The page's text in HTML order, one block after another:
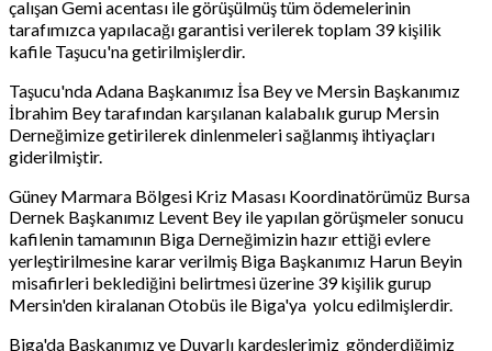
çalışan Gemi acentası ile görüşülmüş tüm ödemelerinin
tarafımızca yapılacağı garantisi verilerek toplam 39 kişilik
kafile Taşucu'na getirilmişlerdir.
Taşucu'nda Adana Başkanımız İsa Bey ve Mersin Başkanımız
İbrahim Bey tarafından karşılanan kalabalık gurup Mersin
Derneğimize getirilerek dinlenmeleri sağlanmış ihtiyaçları
giderilmiştir.
Güney Marmara Bölgesi Kriz Masası Koordinatörümüz Bursa
Dernek Başkanımız Levent Bey ile yapılan görüşmeler sonucu
kafilenin tamamının Biga Derneğimizin hazır ettiği evlere
yerleştirilmesine karar verilmiş Biga Başkanımız Harun Beyin
misafirleri beklediğini belirtmesi üzerine 39 kişilik gurup
Mersin'den kiralanan Otobüs ile Biga'ya yolcu edilmişlerdir.
Biga'da Başkanımız ve Duyarlı kardeşlerimiz gönderdiğimiz